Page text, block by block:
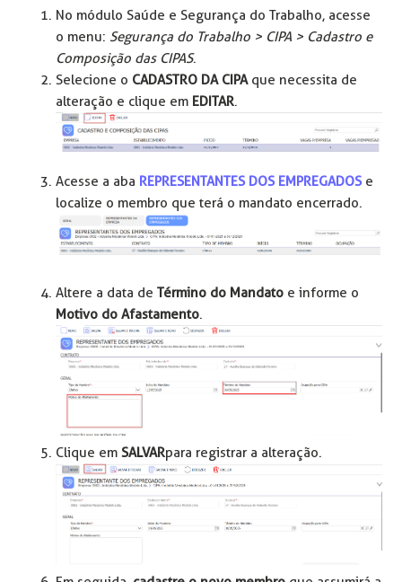
No módulo Saúde e Segurança do Trabalho, acesse
o menu: Segurança do Trabalho > CIPA > Cadastro e
Composição das CIPAS.
Selecione o CADASTRO DA CIPAque necessita de
alteração e clique em EDITAR.
Acesse a aba REPRESENTANTES DOS EMPREGADOSe
localize o membro que terá o mandato encerrado.
Altere a data deTérmino do Mandato e informe o
Motivo do Afastamento.
Clique em SALVARpara registrar a alteração.